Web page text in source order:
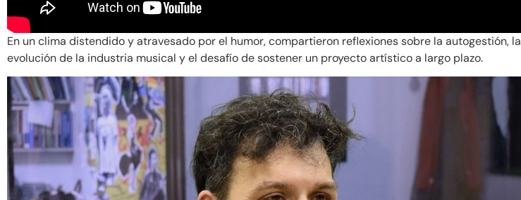
En un clima distendido y atravesado por el humor, compartieron reflexiones sobre la autogestión, la
evolución de la industria musical y el desafío de sostener un proyecto artístico a largo plazo.